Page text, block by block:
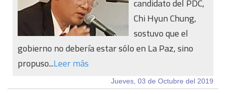
Chi Hyun Chung,
sostuvo que el
gobierno no debería estar sólo en La Paz, sino
propuso...Leer más
Jueves, 03 de Octubre del 2019